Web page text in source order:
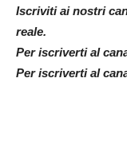
Iscriviti ai nostri
reale.
Per iscriverti al
Per iscriverti al